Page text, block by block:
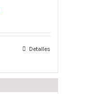
Detalles